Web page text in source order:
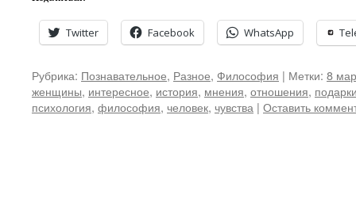
Twitter Facebook WhatsApp
Рубрика: Познавательное, Разное, Философия | Метки: 8
женщины, интересное, история, мнения, отношения,
психология, философия, человек, чувства | Оставить